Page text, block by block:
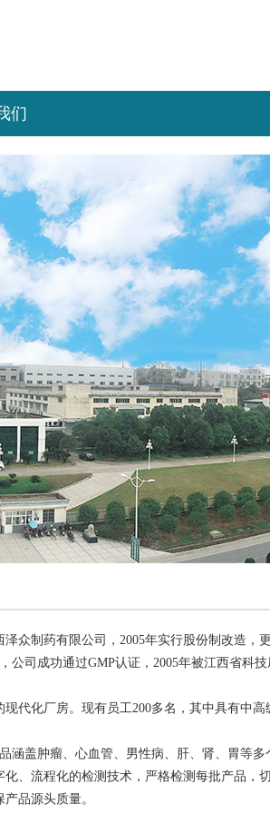
们
制药有限公司，2005年实行股份制改造，
司成功通过GMP认证，2005年被江西省科
化厂房。现有员工200多名，其中具有中高
盖肿瘤、心血管、男性病、肝、肾、胃等多
流程化的检测技术，严格检测每批产品，
品源头质量。